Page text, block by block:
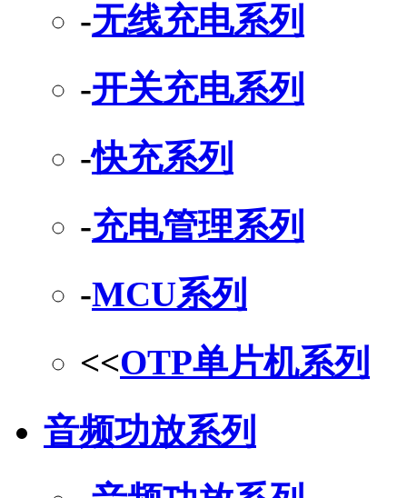
-无线充电系列
-开关充电系列
-快充系列
-充电管理系列
-MCU系列
<<OTP单片机系列
音频功放系列